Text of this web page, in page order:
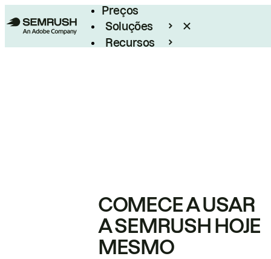
Preços
Soluções
Recursos
COMECE A USAR
A SEMRUSH HOJE
MESMO